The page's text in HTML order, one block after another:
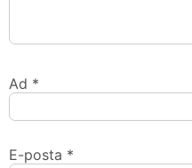
Ad *
E-posta *